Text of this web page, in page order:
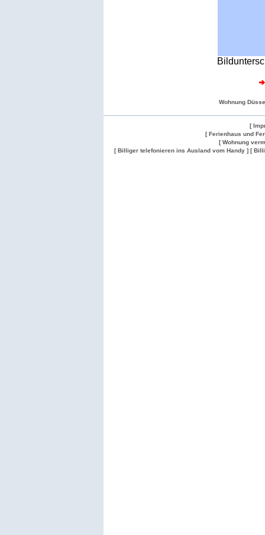
Wohnung
[
[ Ferienhaus und
[ Wohnung
[ Billiger telefonieren ins Ausland vom Handy ] [